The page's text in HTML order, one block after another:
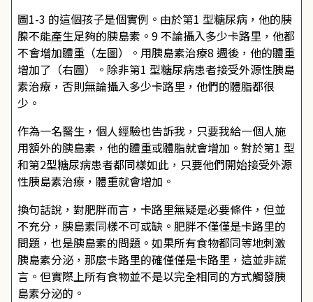
圖1-3 的這個孩子是個實例。由於第1 型糖尿病，他的胰
腺不能產生足夠的胰島素。9 不論攝入多少卡路里，他都
不會增加體重（左圖）。用胰島素治療8 週後，他的體重
增加了（右圖）。除非第1 型糖尿病患者接受外源性胰島
素治療，否則無論攝入多少卡路里，他們的體脂都很
少。
作為一名醫生，個人經驗也告訴我，只要我給一個人施
用額外的胰島素，他的體重或體脂就會增加。對於第1 型
和第2型糖尿病患者都同樣如此，只要他們開始接受外源
性胰島素治療，體重就會增加。
換句話說，對肥胖而言，卡路里無疑是必要條件，但並
不充分，胰島素同樣不可或缺。肥胖不僅僅是卡路里的
問題，也是胰島素的問題。如果所有食物都同等地刺激
胰島素分泌，那麼卡路里的確僅僅是卡路里，這並非謊
言。但實際上所有食物並不是以完全相同的方式觸發胰
島素分泌的。